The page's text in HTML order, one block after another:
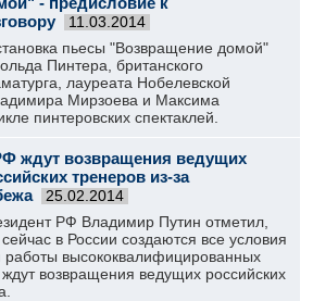
11.03.2014
пьесы "Возвращение домой"
Пинтера, британского
лауреата Нобелевской
Мирзоева и Максима
пинтеровских спектаклей.
ждут возвращения ведущих
тренеров из-за
25.02.2014
РФ Владимир Путин отметил,
сейчас в России создаются все условия
работы высококвалифицированных
возвращения ведущих российских